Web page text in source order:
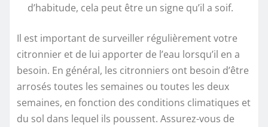
d’habitude, cela peut être un signe qu’il a soif.
Il est important de surveiller régulièrement votre
citronnier et de lui apporter de l’eau lorsqu’il en a
besoin. En général, les citronniers ont besoin d’être
arrosés toutes les semaines ou toutes les deux
semaines, en fonction des conditions climatiques et
du sol dans lequel ils poussent. Assurez-vous de